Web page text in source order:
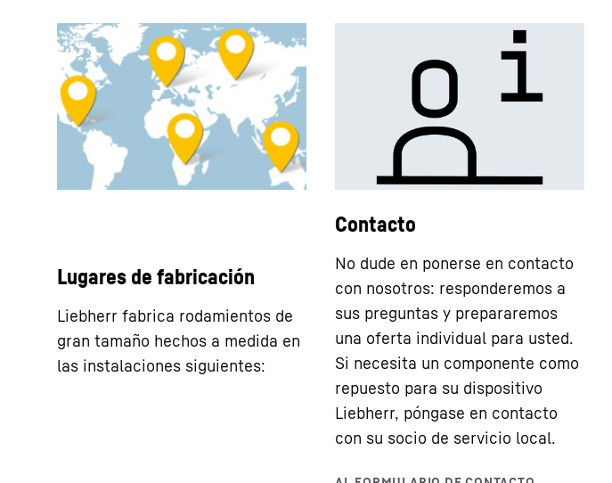
Lugares de fabricación
Liebherr fabrica rodamientos de
gran tamaño hechos a medida en
las instalaciones siguientes:
Contacto
No dude en ponerse en contacto
con nosotros: responderemos a
sus preguntas y prepararemos
una oferta individual para usted.
Si necesita un componente como
repuesto para su dispositivo
Liebherr, póngase en contacto
con su socio de servicio local.